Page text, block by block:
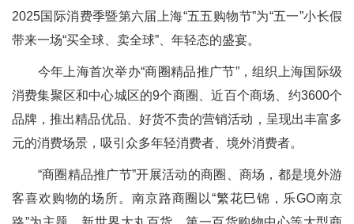
2025国际消费季暨第六届上海“五五购物节”为“五一”小长假
带来一场“买全球、卖全球”、年轻态的盛宴。
今年上海首次举办“商圈精品推广节”，组织上海国际级
消费集聚区和中心城区的9个商圈、近百个商场、约3600个
品牌，推出精品优品、好货不贵的营销活动，呈现出丰富多
元的消费场景，吸引众多年轻消费者、境外消费者。
“商圈精品推广节”开展活动的商圈、商场，都是境外游
客喜欢购物的场所。南京路商圈以“繁花巳锦，乐GO南京